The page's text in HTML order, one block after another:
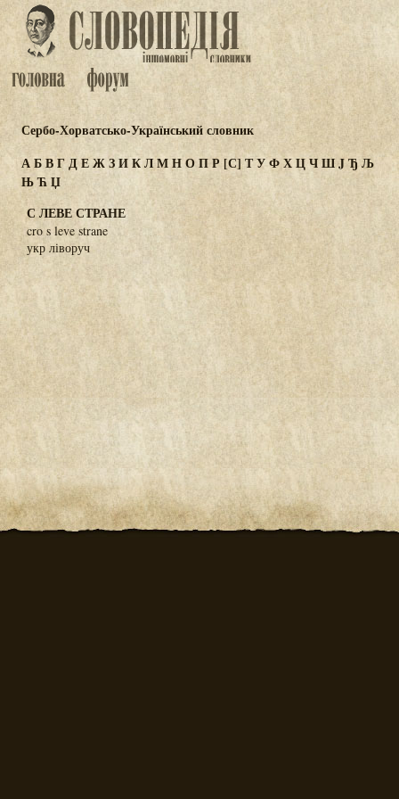
Сербо-Хорватсько-Український словник
АБВГДЕЖЗИКЛМНОПР [С] ТУФХЦЧШJЂЉ
ЊЋЏ
С ЛЕВЕ СТРАНЕ
cro s leve strane
укр ліворуч